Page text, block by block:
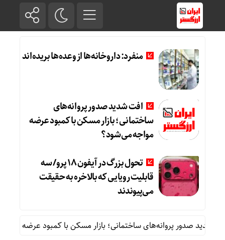
منفرد: داروخانه‌ها از وعده‌ها بریده‌اند
افت شدید صدور پروانه‌های
ساختمانی؛ بازار مسکن با کمبود عرضه
مواجه می‌شود؟
تحول بزرگ در آیفون ۱۸ پرو/ سه
قابلیت رویایی که بالاخره به حقیقت
می‌پیوندند
پروانه‌های ساختمانی؛ بازار مسکن با کمبود عرضه مواجه